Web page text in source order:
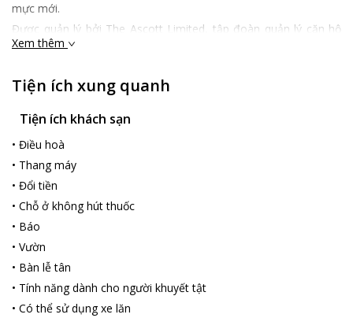
mực mới.
Được quản lý bởi The Ascott Limited, tập đoàn quản lý căn hộ
dịch vụ lớn nhất thế giới, dự án bao gồm hai tòa tháp,
dân và 200 căn hộ dịch vụ sở hữu những dịch vụ hoàn hảo và
mang bản sắc riêng.
Tại D1MENSION, mọi giới hạn về một cuộc sống đẳng cấp sẽ
Xem thêm
Tiện ích xung quanh
Tiện ích khách sạn
• Điều hoà
• Thang máy
• Đổi tiền
• Chỗ ở không hút thuốc
• Báo
• Vườn
• Bàn lễ tân
• Tính năng dành cho người khuyết tật
• Có thể sử dụng xe lăn